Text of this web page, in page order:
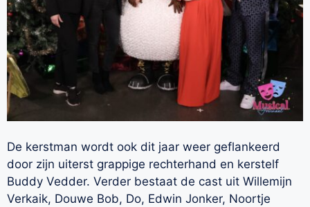
De kerstman wordt ook dit jaar weer geflankeerd
door zijn uiterst grappige rechterhand en kerstelf
Buddy Vedder. Verder bestaat de cast uit Willemijn
Verkaik, Douwe Bob, Do, Edwin Jonker, Noortje